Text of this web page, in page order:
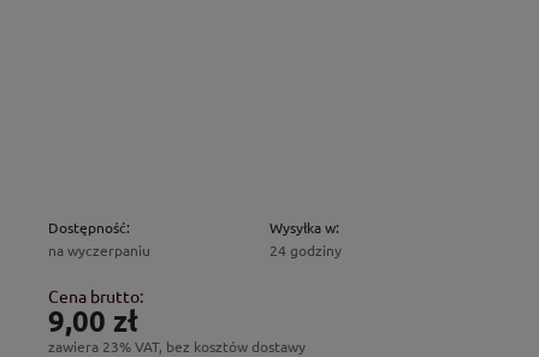
Dostępność:
na wyczerpaniu
Wysyłka w:
24 godziny
Cena brutto:
9,00 zł
zawiera 23% VAT, bez kosztów dostawy